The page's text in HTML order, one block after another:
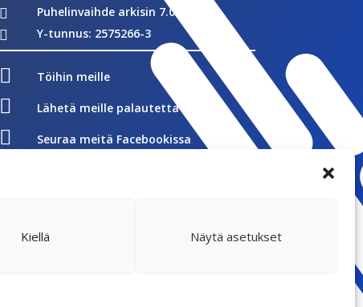
Kiellä Näytä asetukset
 Puhelinvaihde arkisin 7.00-16.00
 Y-tunnus: 2575266-3
 Töihin meille
 Lähetä meille palautetta
 Seuraa meitä Facebookissa
Whistleblowing
Rekisteriseloste